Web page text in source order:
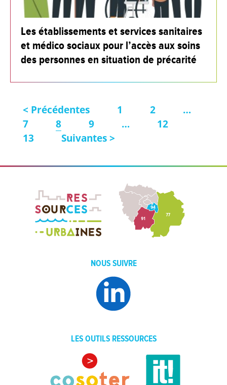
Les établissements et services sanitaires
et médico sociaux pour l’accès aux soins
des personnes en situation de précarité
< Précédentes 1 2
…
7
8 9 …
12
13
Suivantes >
NOUS SUIVRE
LES OUTILS RESSOURCES